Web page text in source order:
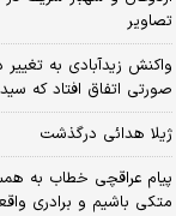
تصاویر
واکنش زیدآبادی به
صورتی اتفاق افتاد که
ژیلا هدائی درگذشت
پیام عراقچی خطاب به
متکی باشیم و برادری